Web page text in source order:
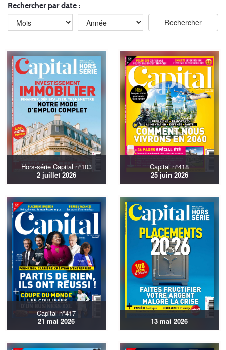
Rechercher par date :
Hors-série Capital n°103
2 juillet 2026
Capital n°418
25 juin 2026
Capital n°417
21 mai 2026
13 mai 2026